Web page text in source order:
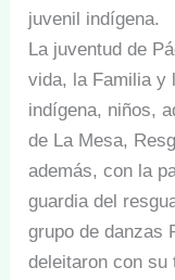
juvenil indígena.
La juventud de
vida, la Familia y
indígena, niños,
de La Mesa,
además, con la
guardia del
grupo de danzas
deleitaron con su